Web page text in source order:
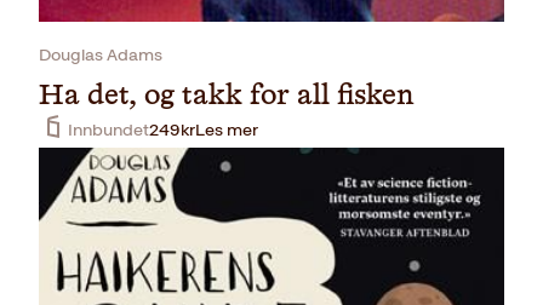
Douglas Adams
Ha det, og takk for all fisken
Innbundet249krLes mer